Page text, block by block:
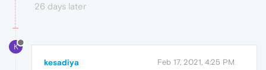
26 days later
K
kesadiya Feb 17, 2021, 4:25 PM